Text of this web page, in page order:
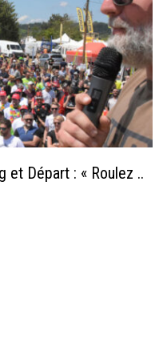
et Départ : « Roulez ..